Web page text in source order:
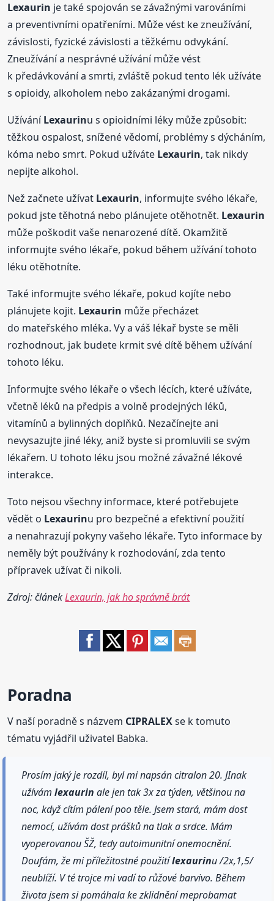
Lexaurin je také spojován se závažnými varováními
a preventivními opatřeními. Může vést ke zneužívání,
závislosti, fyzické závislosti a těžkému odvykání.
Zneužívání a nesprávné užívání může vést
k předávkování a smrti, zvláště pokud tento lék užíváte
s opioidy, alkoholem nebo zakázanými drogami.
UžíváníLexaurinu s opioidními léky může způsobit:
těžkou ospalost, snížené vědomí, problémy s dýcháním,
kóma nebo smrt. Pokud užíváte Lexaurin, tak nikdy
nepijte alkohol.
Než začnete užívat Lexaurin, informujte svého lékaře,
pokud jste těhotná nebo plánujete otěhotnět. Lexaurin
může poškodit vaše nenarozené dítě. Okamžitě
informujte svého lékaře, pokud během užívání tohoto
léku otěhotníte.
Také informujte svého lékaře, pokud kojíte nebo
plánujete kojit. Lexaurin může přecházet
do mateřského mléka. Vy a váš lékař byste se měli
rozhodnout, jak budete krmit své dítě během užívání
tohoto léku.
Informujte svého lékaře o všech lécích, které užíváte,
včetně léků na předpis a volně prodejných léků,
vitamínů a bylinných doplňků. Nezačínejte ani
nevysazujte jiné léky, aniž byste si promluvili se svým
lékařem. U tohoto léku jsou možné závažné lékové
interakce.
Toto nejsou všechny informace, které potřebujete
vědět o Lexaurinu pro bezpečné a efektivní použití
a nenahrazují pokyny vašeho lékaře. Tyto informace by
neměly být používány k rozhodování, zda tento
přípravek užívat či nikoli.
Zdroj: článekLexaurin, jak ho správně brát
Poradna
V naší poradně s názvem CIPRALEXse k tomuto
tématu vyjádřil uživatel Babka.
Prosím jaký je rozdíl, byl mi napsán citralon 20. JInak
užívámlexaurin ale jen tak 3x za týden, většinou na
noc, když cítím pálení poo těle. Jsem stará, mám dost
nemocí, užívám dost prášků na tlak a srdce. Mám
vyoperovanou ŠŽ, tedy autoimunitní onemocnění.
Doufám, že mi příležitostné použitílexaurinu /2x,1,5/
neublíží. V té trojce mi vadí to růžové barvivo. Během
života jsem si pomáhala ke zklidnění meprobamat